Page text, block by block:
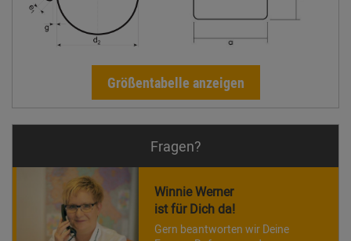
Größentabelle anzeigen
Fragen?
Winnie Werner
ist für Dich da!
Gern beantworten wir Deine